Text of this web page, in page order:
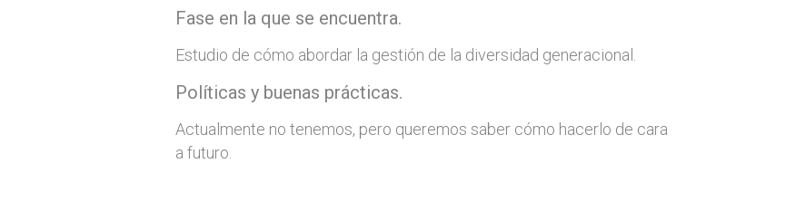
Fase en la que se encuentra.
Estudio de cómo abordar la gestión de la diversidad generacional.
Políticas y buenas prácticas.
Actualmente no tenemos, pero queremos saber cómo hacerlo de cara
a futuro.